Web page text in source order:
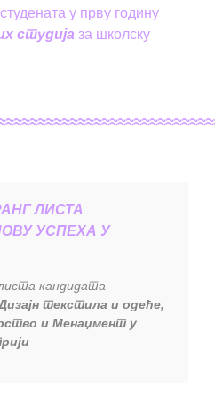
у прву годину
студија за школску
ЛИСТА
УСПЕХА У
кандидата –
текстила и одеће,
и Менаџмент у